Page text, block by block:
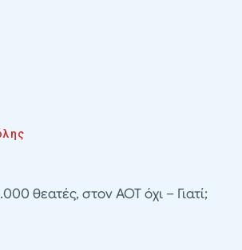
θεατές, στον ΑΟΤ όχι – Γιατί;